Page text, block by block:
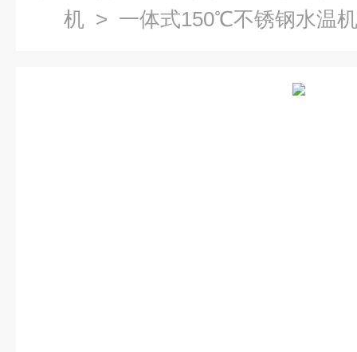
机 > 一体式150℃不锈钢水温